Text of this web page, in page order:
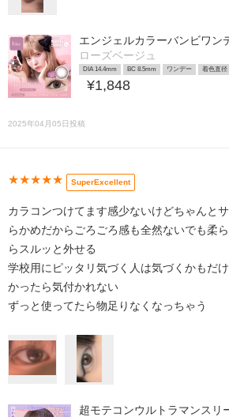
エンジェルカラーバンビワン
ローズベージュ
DIA 14.4mm BC 8.5mm ワンデー 着色直径
¥1,848
2025年04月05日投稿
★★★★★ SuperExcellent
カラコンつけてます感少ないけどちゃんと
らかめだからごろごろ感も全然ないでも柔
らスルッと外せる
学校用にピッタリ気づく人は気づくかもだ
かったら気付かれない
ずっと使ってたら物足りなくなっちゃう
超モテコンウルトラマンスリ